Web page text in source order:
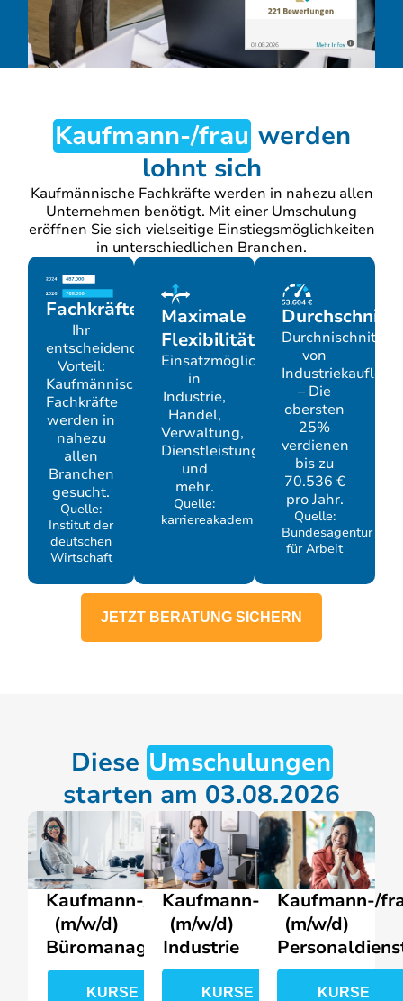
Kaufmann-/frau werden
lohnt sich
Kaufmännische Fachkräfte werden in nahezu allen
Unternehmen benötigt. Mit einer Umschulung
eröffnen Sie sich vielseitige Einstiegsmöglichkeiten
in unterschiedlichen Branchen.
Fachkräftelücke
Ihr
entscheidender
Vorteil:
Kaufmännische
Fachkräfte
werden in
nahezu
allen
Branchen
gesucht.
Quelle:
Institut der
deutschen
Wirtschaft
Maximale
Flexibilität
Einsatzmöglichkeiten
in
Industrie,
Handel,
Verwaltung,
Dienstleistung
und
mehr.
Quelle:
karriereakademie.de
von
– Die
obersten
25%
verdienen
bis zu
70.536 €
pro Jahr.
Quelle:
Bundesagentur
für Arbeit
JETZT BERATUNG SICHERN
Diese Umschulungen
starten am 03.08.2026
Kaufmann-/frau
(m/w/d)
Büromanagement
KURSE
Kaufmann-/frau
(m/w/d)
Industrie
KURSE
Kaufmann-/
(m/w/d)
KURSE